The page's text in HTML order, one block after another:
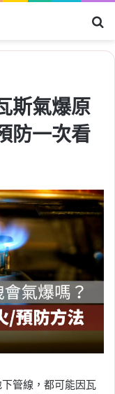
斯氣爆原
防一次看
管線，都可能因瓦